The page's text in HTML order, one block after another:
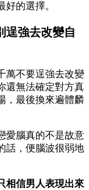
的選擇。
逞強去改變自
萬不要逞強去改變
還無法確定對方真
，最後換來遍體麟
愛腦真的不是故意
話，便腦波很弱地
相信男人表現出來